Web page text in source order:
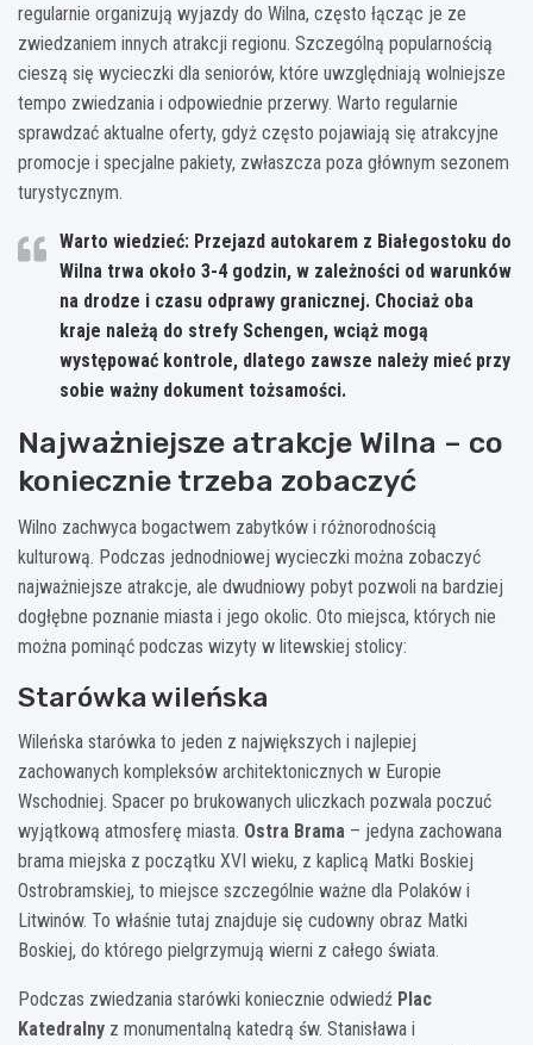
regularnie organizują wyjazdy do Wilna, często łącząc je ze
zwiedzaniem innych atrakcji regionu. Szczególną popularnością
cieszą się wycieczki dla seniorów, które uwzględniają wolniejsze
tempo zwiedzania i odpowiednie przerwy. Warto regularnie
sprawdzać aktualne oferty, gdyż często pojawiają się atrakcyjne
promocje i specjalne pakiety, zwłaszcza poza głównym sezonem
turystycznym.
Warto wiedzieć: Przejazd autokarem z Białegostoku do
Wilna trwa około 3-4 godzin, w zależności od warunków
na drodze i czasu odprawy granicznej. Chociaż oba
kraje należą do strefy Schengen, wciąż mogą
występować kontrole, dlatego zawsze należy mieć przy
sobie ważny dokument tożsamości.
Najważniejsze atrakcje Wilna – co
koniecznie trzeba zobaczyć
Wilno zachwyca bogactwem zabytków i różnorodnością
kulturową. Podczas jednodniowej wycieczki można zobaczyć
najważniejsze atrakcje, ale dwudniowy pobyt pozwoli na bardziej
dogłębne poznanie miasta i jego okolic. Oto miejsca, których nie
można pominąć podczas wizyty w litewskiej stolicy:
Starówka wileńska
Wileńska starówka to jeden z największych i najlepiej
zachowanych kompleksów architektonicznych w Europie
Wschodniej. Spacer po brukowanych uliczkach pozwala poczuć
wyjątkową atmosferę miasta. Ostra Brama – jedyna zachowana
brama miejska z początku XVI wieku, z kaplicą Matki Boskiej
Ostrobramskiej, to miejsce szczególnie ważne dla Polaków i
Litwinów. To właśnie tutaj znajduje się cudowny obraz Matki
Boskiej, do którego pielgrzymują wierni z całego świata.
Podczas zwiedzania starówki koniecznie odwiedź Plac
Katedralny z monumentalną katedrą św. Stanisława i